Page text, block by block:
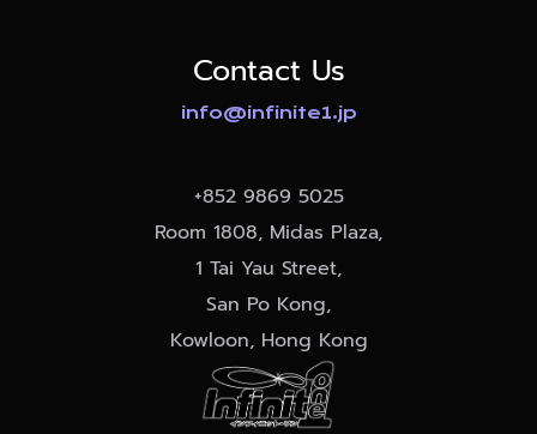
Contact Us
info@infinite1.jp
+852 9869 5025
Room 1808, Midas Plaza,
1 Tai Yau Street,
San Po Kong,
Kowloon, Hong Kong